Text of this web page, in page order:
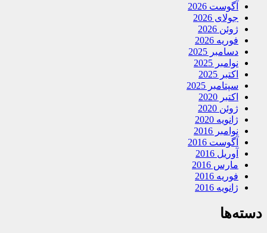
آگوست 2026
جولای 2026
ژوئن 2026
فوریه 2026
دسامبر 2025
نوامبر 2025
اکتبر 2025
سپتامبر 2025
اکتبر 2020
ژوئن 2020
ژانویه 2020
نوامبر 2016
آگوست 2016
آوریل 2016
مارس 2016
فوریه 2016
ژانویه 2016
دسته‌ها